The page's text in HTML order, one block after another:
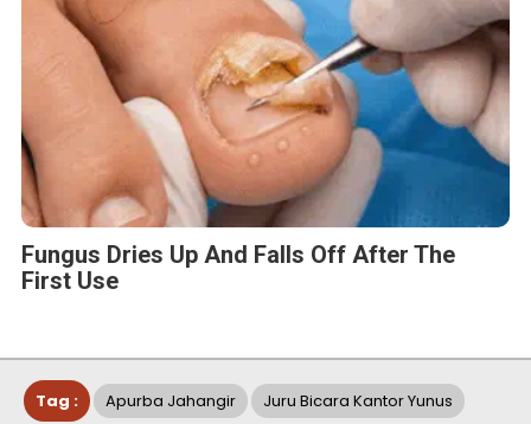
Fungus Dries Up And Falls Off After The
First Use
Tag : Apurba Jahangir Juru Bicara Kantor Yunus